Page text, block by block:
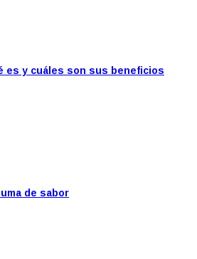
es y cuáles son sus beneficios
de sabor